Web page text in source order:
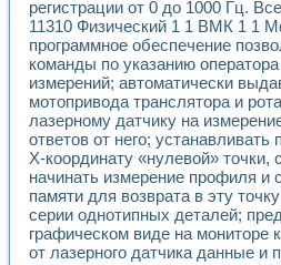
Исследование
Применение LabVIEW
Разработка
Система блокировок,
Система сбора данных
Управление
Разработка
Использование
Оборудование для
Автоматизация
Применение измерителя
Исследование
регистрации от 0 до 1000 Гц.
11310 Физический 1 1 ВМК 1 1
программное обеспечение
команды по указанию
измерений; автоматически
мотопривода транслятора и
лазерному датчику на
ответов от него; устанавливать
Х-координату «нулевой» точки,
начинать измерение профиля и
памяти для возврата в эту
серии однотипных деталей;
графическом виде на мониторе
от лазерного датчика данные и